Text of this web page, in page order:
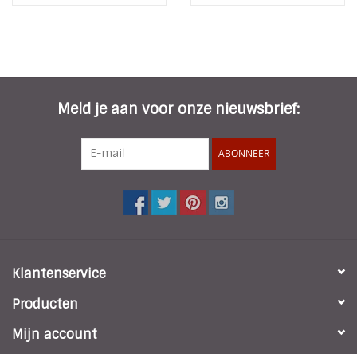
Meld je aan voor onze nieuwsbrief:
ABONNEER
Klantenservice
Producten
Mijn account